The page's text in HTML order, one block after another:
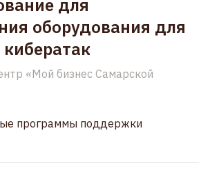
для
оборудования для
«Мой бизнес Самарской
программы поддержки